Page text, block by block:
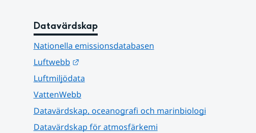
Datavärdskap
Nationella emissionsdatabasen
Luftwebb
Länk till annan webbplats.
Luftmiljödata
VattenWebb
Datavärdskap, oceanografi och marinbiologi
Datavärdskap för atmosfärkemi